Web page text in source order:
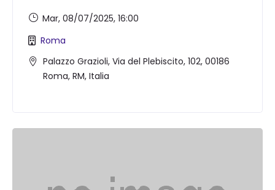
Palazzo Grazioli, Via del Plebiscito, 102, 00186
Roma, RM, Italia
Roma
Mar, 08/07/2025, 16:00